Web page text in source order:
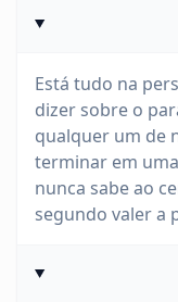
Está tudo na
dizer sobre o
qualquer um de
terminar em
nunca sabe ao
segundo valer a